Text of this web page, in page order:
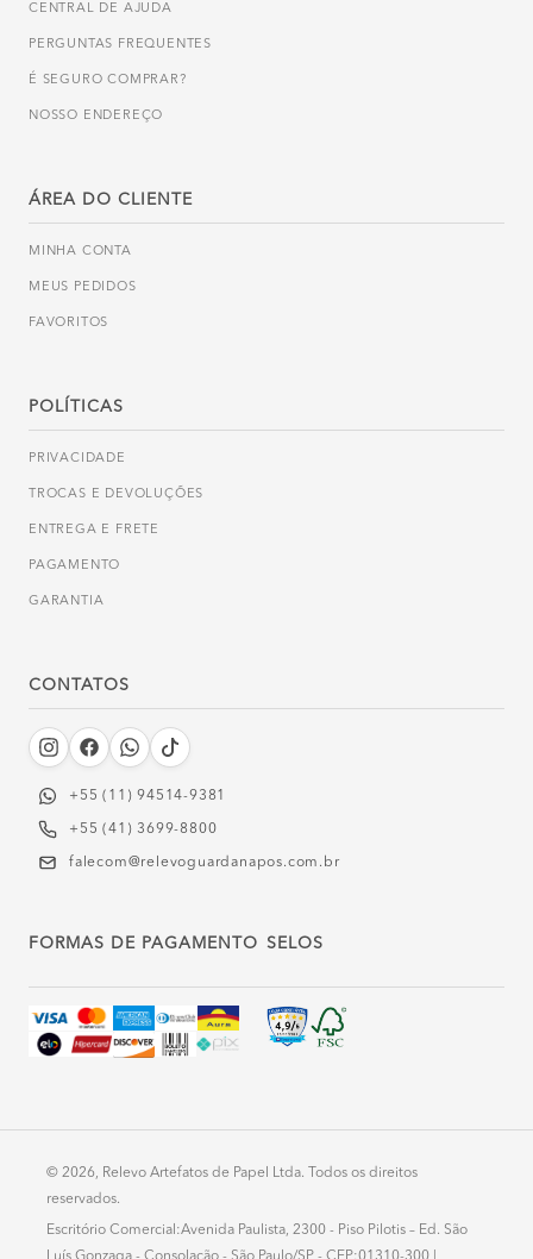
CENTRAL DE AJUDA
PERGUNTAS FREQUENTES
É SEGURO COMPRAR?
NOSSO ENDEREÇO
ÁREA DO CLIENTE
MINHA CONTA
MEUS PEDIDOS
FAVORITOS
POLÍTICAS
PRIVACIDADE
TROCAS E DEVOLUÇÕES
ENTREGA E FRETE
PAGAMENTO
GARANTIA
CONTATOS
+55 (11) 94514-9381‬
+55 (41) 3699-8800
falecom@relevoguardanapos.com.br
FORMAS DE PAGAMENTO SELOS
© 2026, Relevo Artefatos de Papel Ltda. Todos os direitos
reservados.
Escritório Comercial:Avenida Paulista, 2300 - Piso Pilotis – Ed. São
Luís Gonzaga - Consolação - São Paulo/SP - CEP:01310-300 |